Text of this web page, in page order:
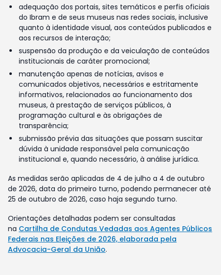
adequação dos portais, sites temáticos e perfis oficiais
do Ibram e de seus museus nas redes sociais, inclusive
quanto à identidade visual, aos conteúdos publicados e
aos recursos de interação;
suspensão da produção e da veiculação de conteúdos
institucionais de caráter promocional;
manutenção apenas de notícias, avisos e
comunicados objetivos, necessários e estritamente
informativos, relacionados ao funcionamento dos
museus, à prestação de serviços públicos, à
programação cultural e às obrigações de
transparência;
submissão prévia das situações que possam suscitar
dúvida à unidade responsável pela comunicação
institucional e, quando necessário, à análise jurídica.
As medidas serão aplicadas de 4 de julho a 4 de outubro
de 2026, data do primeiro turno, podendo permanecer até
25 de outubro de 2026, caso haja segundo turno.
Orientações detalhadas podem ser consultadas
na Cartilha de Condutas Vedadas aos Agentes Públicos
Federais nas Eleições de 2026, elaborada pela
Advocacia-Geral da União.